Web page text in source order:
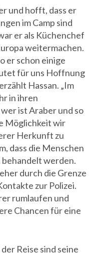
und hofft, dass er
im Camp sind
er als Küchenchef
weitermachen.
er schon einige
für uns Hoffnung
Hassan. „Im
in ihren
ist Araber und so
Möglichkeit wir
Herkunft zu
dass die Menschen
werden.
durch die Grenze
zur Polizei.
rumlaufen und
Chancen für eine
Reise sind seine